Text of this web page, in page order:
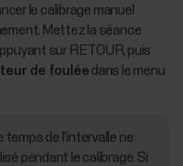
le calibrage manuel
Mettez la séance
sur RETOUR, puis
de foulée dans le menu
temps de l'intervalle ne
pendant le calibrage. Si